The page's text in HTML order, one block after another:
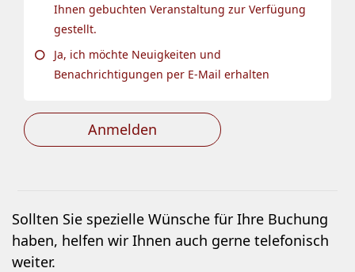
Ihnen gebuchten Veranstaltung zur Verfügung
gestellt.
Ja, ich möchte Neuigkeiten und
Benachrichtigungen per E-Mail erhalten
Anmelden
Sollten Sie spezielle Wünsche für Ihre Buchung
haben, helfen wir Ihnen auch gerne telefonisch
weiter.